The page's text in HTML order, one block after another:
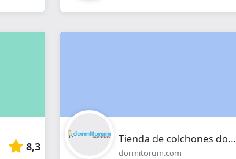
8,3
Tienda de colchones dormitorum
dormitorum.com